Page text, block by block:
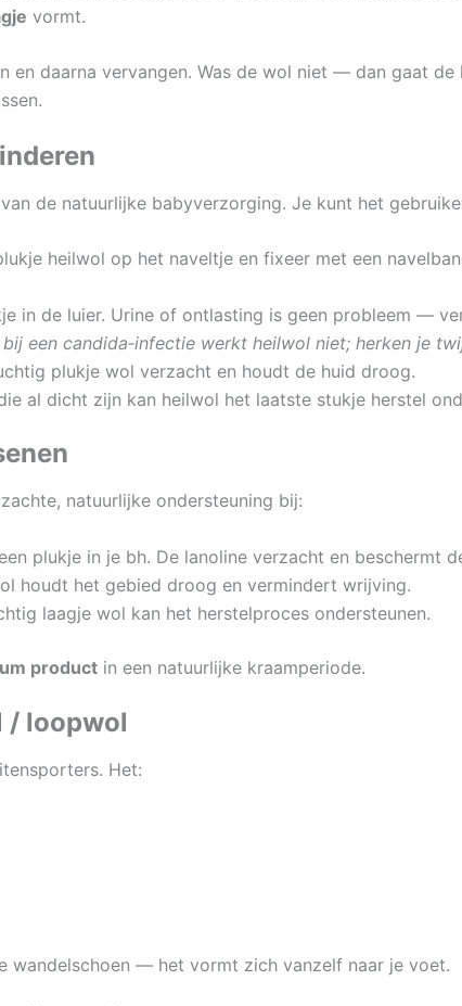
vormt.
en daarna vervangen. Was de wol niet — dan gaat
de natuurlijke babyverzorging. Je kunt het
heilwol op het naveltje en fixeer met een
in de luier. Urine of ontlasting is geen probleem —
een candida‑infectie werkt heilwol niet; herken je
plukje wol verzacht en houdt de huid droog.
al dicht zijn kan heilwol het laatste stukje herstel
natuurlijke ondersteuning bij:
plukje in je bh. De lanoline verzacht en beschermt
houdt het gebied droog en vermindert wrijving.
laagje wol kan het herstelproces ondersteunen.
product in een natuurlijke kraamperiode.
/ loopwol
Het:
wandelschoen — het vormt zich vanzelf naar je voet.